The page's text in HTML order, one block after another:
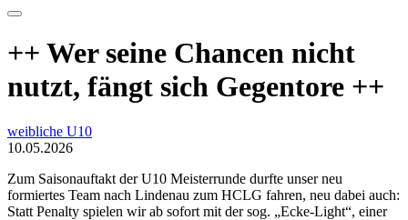
++ Wer seine Chancen nicht
nutzt, fängt sich Gegentore ++
weibliche U10
10.05.2026
Zum Saisonauftakt der U10 Meisterrunde durfte unser neu
formiertes Team nach Lindenau zum HCLG fahren, neu dabei auch:
Statt Penalty spielen wir ab sofort mit der sog. „Ecke-Light“, einer